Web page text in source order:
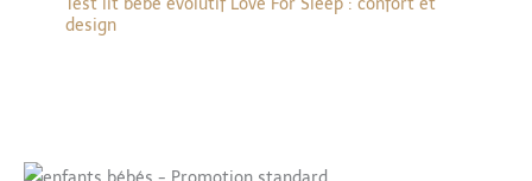
Test lit bébé évolutif Love For Sleep : confort et
design